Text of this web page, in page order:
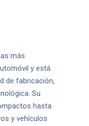
más
y está
de fabricación,
Su
hasta
y vehículos